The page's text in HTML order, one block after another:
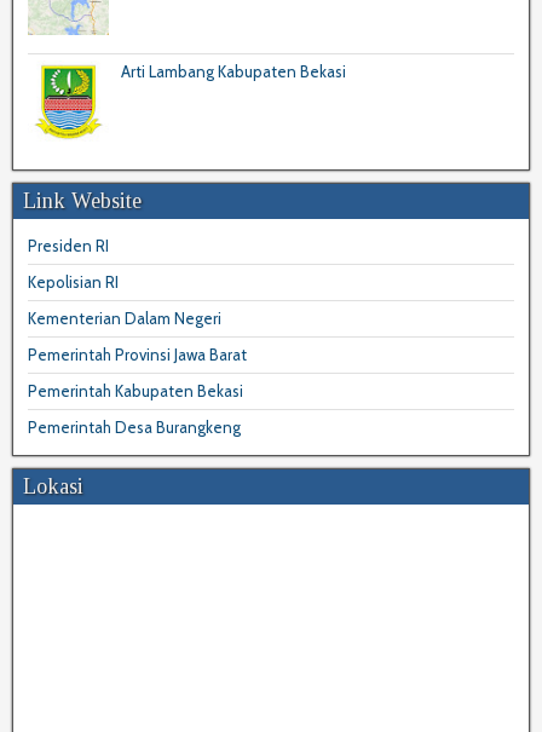
Arti Lambang Kabupaten Bekasi
Link Website
Presiden RI
Kepolisian RI
Kementerian Dalam Negeri
Pemerintah Provinsi Jawa Barat
Pemerintah Kabupaten Bekasi
Pemerintah Desa Burangkeng
Lokasi